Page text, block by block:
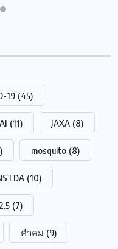
19 (45)
(11) JAXA (8)
mosquito (8)
(10)
(7)
คำคม (9)